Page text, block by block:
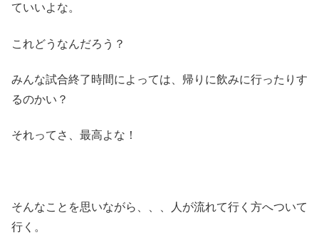
ていいよな。
これどうなんだろう？
みんな試合終了時間によっては、帰りに飲みに行ったりす
るのかい？
それってさ、最高よな！
そんなことを思いながら、、、人が流れて行く方へついて
行く。